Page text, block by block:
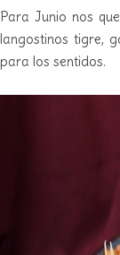
Para Junio nos
langostinos tigre,
para los sentidos.